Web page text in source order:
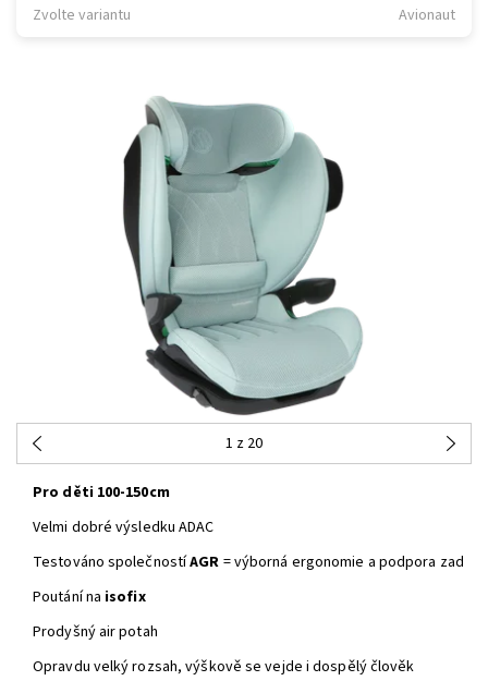
Zvolte variantu Avionaut
1 z 20
Pro děti 100-150cm
Velmi dobré výsledku ADAC
Testováno společnostíAGR = výborná ergonomie a podpora zad
Poutání na isofix
Prodyšný air potah
Opravdu velký rozsah, výškově se vejde i dospělý člověk